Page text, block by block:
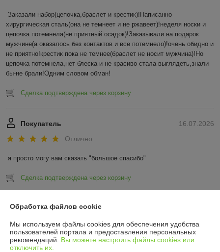
Заказали набор(цепочка,браслет и крестик)!Написанно
хирургическая сталь(она не темнеет и не ржавеет)!неделя носки и
цепочка потемнела(не приятный осадок)!Заказывали на подарок
мужчине(а оказалось без контактов и все потемнело)!очень обидно и
не приятно!крестик пока не темнее(браслет не носит мужчина)!Но
цепочка потемнела,нет блеска и не красиво стала выглядеть,знали
бы-не брали!Одним словом обман!
Сделка подтверждена через корзину
16.07.2026
Покупатель
Отлично
я просто могу вам сказать "большое спасибо"
Сделка подтверждена через корзину
О нас
Обработка файлов cookie
Мы используем файлы cookies для обеспечения удобства
пользователей портала и предоставления персональных
рекомендаций. Вы можете настроить файлы cookies или
отключить их.